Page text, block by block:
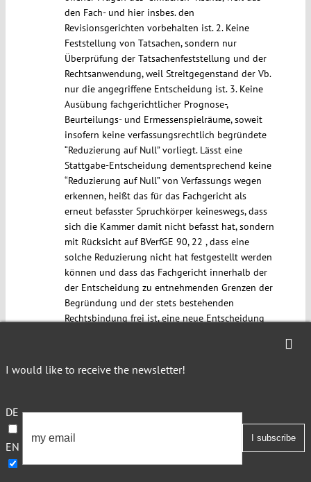
den Fach- und hier insbes. den
Revisionsgerichten vorbehalten ist. 2. Keine
Feststellung von Tatsachen, sondern nur
Überprüfung der Tatsachenfeststellung und der
Rechtsanwendung, weil Streitgegenstand der Vb.
nur die angegriffene Entscheidung ist. 3. Keine
Ausübung fachgerichtlicher Prognose-,
Beurteilungs- und Ermessenspielräume, soweit
insofern keine verfassungsrechtlich begründete
“Reduzierung auf Null” vorliegt. Lässt eine
Stattgabe-Entscheidung dementsprechend keine
“Reduzierung auf Null” von Verfassungs wegen
erkennen, heißt das für das Fachgericht als
erneut befasster Spruchkörper keineswegs, dass
sich die Kammer damit nicht befasst hat, sondern
mit Rücksicht auf BVerfGE 90, 22 , dass eine
solche Reduzierung nicht hat festgestellt werden
können und dass das Fachgericht innerhalb der
der Entscheidung zu entnehmenden Grenzen der
Begründung und der stets bestehenden
Rechtsbindung frei ist, eine neue Entscheidung
was § 93a Abs. 2 Buchst b BVerfGG nahezulegen
3. Wenn jedes Ergebnis begründbar wäre und
I would like to receive the newsletter!
DE
EN